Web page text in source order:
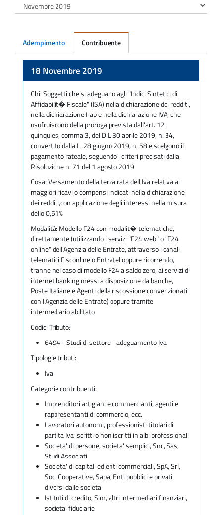
Adempimento Contribuente
18 Novembre 2019
Chi:Soggetti che si adeguano agli "Indici Sintetici di
Affidabilit� Fiscale" (ISA) nella dichiarazione dei redditi,
nella dichiarazione Irap e nella dichiarazione IVA, che
usufruiscono della proroga prevista dall'art. 12
quinquies, comma 3, del D.L 30 aprile 2019, n. 34,
convertito dalla L. 28 giugno 2019, n. 58 e scelgono il
pagamento rateale, seguendo i criteri precisati dalla
Risoluzione n. 71 del 1 agosto 2019
Cosa:Versamento della terza rata dell'Iva relativa ai
maggiori ricavi o compensi indicati nella dichiarazione
dei redditi,con applicazione degli interessi nella misura
dello 0,51%
Modalità: Modello F24 con modalit� telematiche,
direttamente (utilizzando i servizi "F24 web" o "F24
online" dell'Agenzia delle Entrate, attraverso i canali
telematici Fisconline o Entratel oppure ricorrendo,
tranne nel caso di modello F24 a saldo zero, ai servizi di
internet banking messi a disposizione da banche,
Poste Italiane e Agenti della riscossione convenzionati
con l'Agenzia delle Entrate) oppure tramite
intermediario abilitato
Codici Tributo:
6494 - Studi di settore - adeguamento Iva
Tipologie tributi:
Iva
Categorie contribuenti:
Imprenditori artigiani e commercianti, agenti e
rappresentanti di commercio, ecc.
Lavoratori autonomi, professionisti titolari di
partita Iva iscritti o non iscritti in albi professionali
Societa' di persone, societa' semplici, Snc, Sas,
Studi Associati
Societa' di capitali ed enti commerciali, SpA, Srl,
Soc. Cooperative, Sapa, Enti pubblici e privati
diversi dalle societa'
Istituti di credito, Sim, altri intermediari finanziari,
societa' fiduciarie